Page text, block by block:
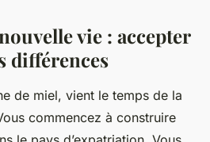
vie : accepter
différences
de miel, vient le temps de la
commencez à construire